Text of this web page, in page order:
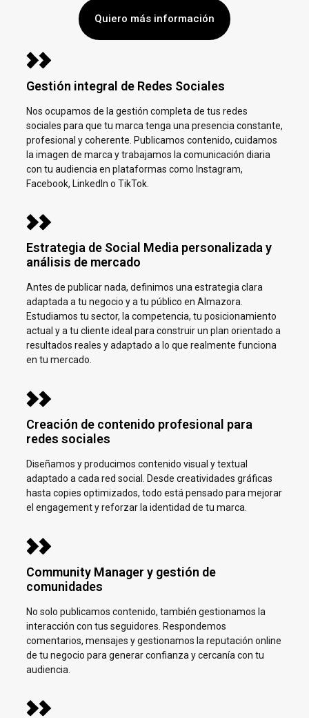
Quiero más información
Gestión integral de Redes Sociales
Nos ocupamos de la gestión completa de tus redes
sociales para que tu marca tenga una presencia constante,
profesional y coherente. Publicamos contenido, cuidamos
la imagen de marca y trabajamos la comunicación diaria
con tu audiencia en plataformas como Instagram,
Facebook, LinkedIn o TikTok.
Estrategia de Social Media personalizada y
análisis de mercado
Antes de publicar nada, definimos una estrategia clara
adaptada a tu negocio y a tu público en Almazora.
Estudiamos tu sector, la competencia, tu posicionamiento
actual y a tu cliente ideal para construir un plan orientado a
resultados reales y adaptado a lo que realmente funciona
en tu mercado.
Creación de contenido profesional para
redes sociales
Diseñamos y producimos contenido visual y textual
adaptado a cada red social. Desde creatividades gráficas
hasta copies optimizados, todo está pensado para mejorar
el engagement y reforzar la identidad de tu marca.
Community Manager y gestión de
comunidades
No solo publicamos contenido, también gestionamos la
interacción con tus seguidores. Respondemos
comentarios, mensajes y gestionamos la reputación online
de tu negocio para generar confianza y cercanía con tu
audiencia.